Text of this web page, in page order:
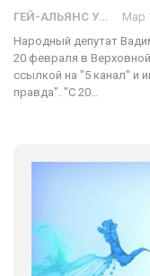
ГЕЙ-АЛЬЯНС УКРАИНА Мар
Народный депутат
20 февраля в
ссылкой на "5 канал" и
правда". "С 20…